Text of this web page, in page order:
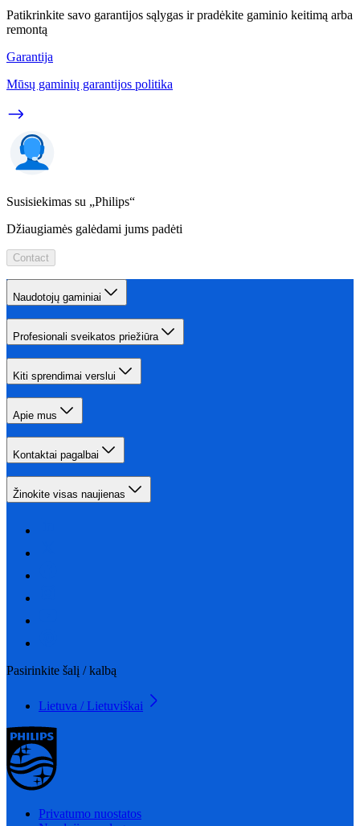
Patikrinkite savo garantijos sąlygas ir pradėkite gaminio keitimą arba
remontą
Garantija
Mūsų gaminių garantijos politika
Susisiekimas su „Philips“
Džiaugiamės galėdami jums padėti
Contact
Naudotojų gaminiai
Profesionali sveikatos priežiūra
Kiti sprendimai verslui
Apie mus
Kontaktai pagalbai
Žinokite visas naujienas
Pasirinkite šalį / kalbą
Lietuva / Lietuviškai
Privatumo nuostatos